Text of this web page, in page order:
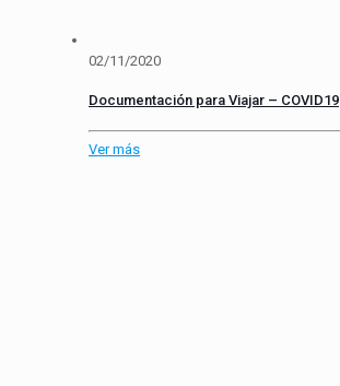
02/11/2020
Documentación para Viajar – COVID19
Ver más